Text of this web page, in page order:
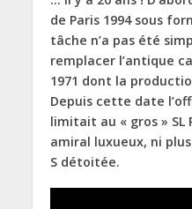
de Paris 1994 sous
tâche n’a pas été
remplacer l’antique
1971 dont la
Depuis cette date
limitait au « gros » SL
amiral luxueux, ni plus
S détoitée.